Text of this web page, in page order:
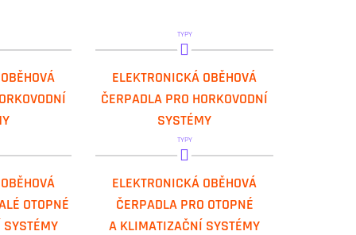
TYPY
ELEKTRONICKÁ OBĚHOVÁ
ČERPADLA PRO HORKOVODNÍ
SYSTÉMY
OTOPNÉ
TYPY
ELEKTRONICKÁ OBĚHOVÁ
ČERPADLA PRO OTOPNÉ
A KLIMATIZAČNÍ SYSTÉMY